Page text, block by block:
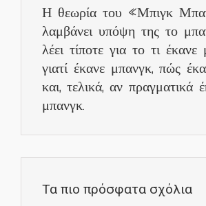
Η θεωρία του «Μπιγκ
λαμβάνει υπόψη της το
λέει τίποτε για το τι έκανε
γιατί έκανε μπανγκ, πώς
και, τελικά, αν πραγματικά
μπανγκ.
Τα πιο πρόσφατα σχόλια